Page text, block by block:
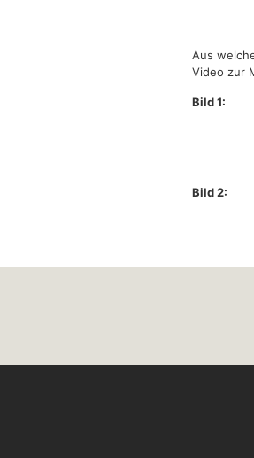
Aus
Video zur
Bild 1:
Bild 2: